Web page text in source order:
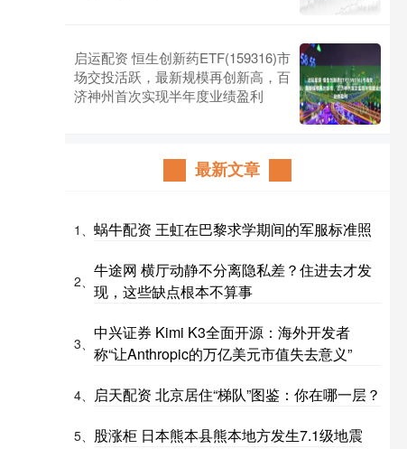
启运配资 恒生创新药ETF(159316)市
场交投活跃，最新规模再创新高，百
济神州首次实现半年度业绩盈利
最新文章
1、 蜗牛配资 王虹在巴黎求学期间的军服标准照
2、
牛途网 横厅动静不分离隐私差？住进去才发
现，这些缺点根本不算事
3、
中兴证券 Kimi K3全面开源：海外开发者
称“让Anthropic的万亿美元市值失去意义”
4、 启天配资 北京居住“梯队”图鉴：你在哪一层？
5、 股涨柜 日本熊本县熊本地方发生7.1级地震